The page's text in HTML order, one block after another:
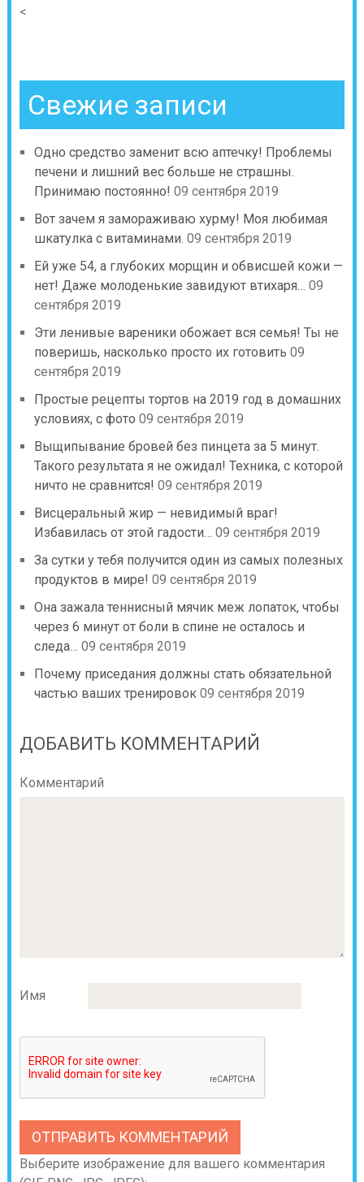
<
Свежие записи
Одно средство заменит всю аптечку! Проблемы
печени и лишний вес больше не страшны.
Принимаю постоянно! 09 сентября 2019
Вот зачем я замораживаю хурму! Моя любимая
шкатулка с витаминами. 09 сентября 2019
Ей уже 54, а глубоких морщин и обвисшей кожи —
нет! Даже молоденькие завидуют втихаря… 09
сентября 2019
Эти ленивые вареники обожает вся семья! Ты не
поверишь, насколько просто их готовить 09
сентября 2019
Простые рецепты тортов на 2019 год в домашних
условиях, с фото 09 сентября 2019
Выщипывание бровей без пинцета за 5 минут.
Такого результата я не ожидал! Техника, с которой
ничто не сравнится! 09 сентября 2019
Висцеральный жир — невидимый враг!
Избавилась от этой гадости… 09 сентября 2019
За сутки у тебя получится один из самых полезных
продуктов в мире! 09 сентября 2019
Она зажала теннисный мячик меж лопаток, чтобы
через 6 минут от боли в спине не осталось и
следа… 09 сентября 2019
Почему приседания должны стать обязательной
частью ваших тренировок 09 сентября 2019
ДОБАВИТЬ КОММЕНТАРИЙ
Комментарий
Имя
Выберите изображение для вашего комментария